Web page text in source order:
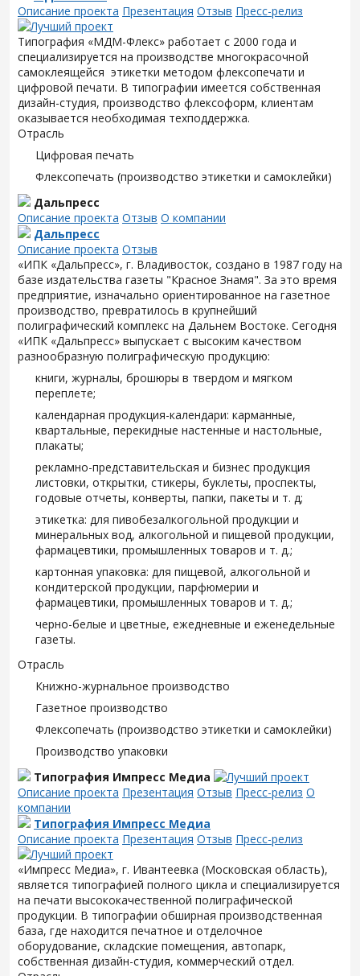
Описание проекта Презентация Отзыв Пресс-релиз
Типография «МДМ-Флекс» работает с 2000 года и
специализируется на производстве многокрасочной
самоклеящейся этикетки методом флексопечати и
цифровой печати. В типографии имеется собственная
дизайн-студия, производство флексоформ, клиентам
оказывается необходимая техподдержка.
Отрасль
Цифровая печать
Флексопечать (производство этикетки и самоклейки)
Дальпресс
Описание проекта Отзыв О компании
Дальпресс
Описание проекта Отзыв
«ИПК «Дальпресс», г. Владивосток, создано в 1987 году на
базе издательства газеты "Красное Знамя". За это время
предприятие, изначально ориентированное на газетное
производство, превратилось в крупнейший
полиграфический комплекс на Дальнем Востоке. Сегодня
«ИПК «Дальпресс» выпускает с высоким качеством
разнообразную полиграфическую продукцию:
книги, журналы, брошюры в твердом и мягком
переплете;
календарная продукция-календари: карманные,
квартальные, перекидные настенные и настольные,
плакаты;
рекламно-представительская и бизнес продукция
листовки, открытки, стикеры, буклеты, проспекты,
годовые отчеты, конверты, папки, пакеты и т. д;
этикетка: для пивобезалкогольной продукции и
минеральных вод, алкогольной и пищевой продукции,
фармацевтики, промышленных товаров и т. д.;
картонная упаковка: для пищевой, алкогольной и
кондитерской продукции, парфюмерии и
фармацевтики, промышленных товаров и т. д.;
черно-белые и цветные, ежедневные и еженедельные
газеты.
Отрасль
Книжно-журнальное производство
Газетное производство
Флексопечать (производство этикетки и самоклейки)
Производство упаковки
Типография Импресс Медиа
Описание проекта Презентация Отзыв Пресс-релиз О
компании
Типография Импресс Медиа
Описание проекта Презентация Отзыв Пресс-релиз
«Импресс Медиа», г. Ивантеевка (Московская область),
является типографией полного цикла и специализируется
на печати высококачественной полиграфической
продукции. В типографии обширная производственная
база, где находится печатное и отделочное
оборудование, складские помещения, автопарк,
собственная дизайн-студия, коммерческий отдел.